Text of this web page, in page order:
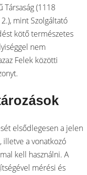
Társaság (1118
mint Szolgáltató
kötő természetes
nem
Felek közötti
elsődlegesen a jelen
illetve a vonatkozó
kell használni. A
mérési és